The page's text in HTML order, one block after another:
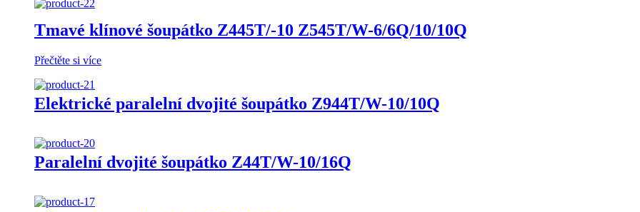
Tmavé klínové šoupátko Z445T/-10 Z545T/W-6/6Q/10/10Q
Přečtěte si více
Elektrické paralelní dvojité šoupátko Z944T/W-10/10Q
Paralelní dvojité šoupátko Z44T/W-10/16Q